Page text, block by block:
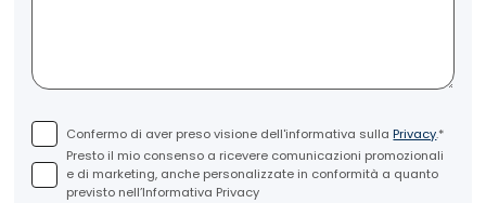
Confermo di aver preso visione dell'informativa sullaPrivacy.*
Presto il mio consenso a ricevere comunicazioni promozionali
e di marketing, anche personalizzate in conformità a quanto
previsto nell’Informativa Privacy